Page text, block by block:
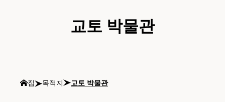
교토 박물관
집 목적지 교토 박물관